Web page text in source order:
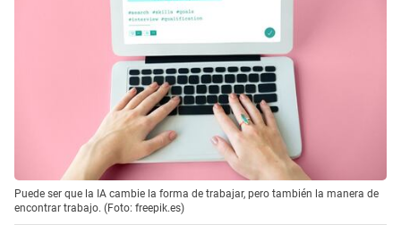
Puede ser que la IA cambie la forma de trabajar, pero también la manera de
encontrar trabajo. (Foto: freepik.es)